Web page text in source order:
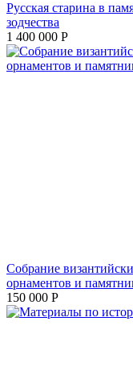
Русская старина в
зодчества
1 400 000 Р
Собрание
орнаментов и
150 000 Р